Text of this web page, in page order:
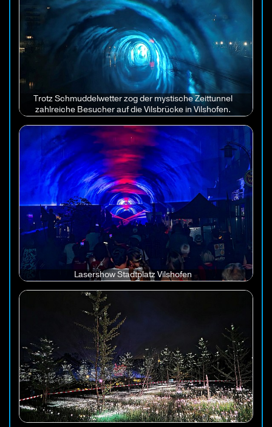
Trotz Schmuddelwetter zog der mystische Zeittunnel
zahlreiche Besucher auf die Vilsbrücke in Vilshofen.
Lasershow Stadtplatz Vilshofen